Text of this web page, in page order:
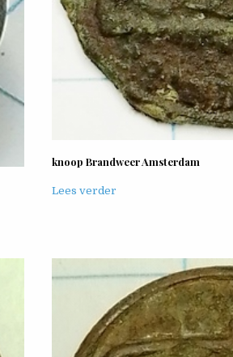
knoop Brandweer Amsterdam
Lees verder